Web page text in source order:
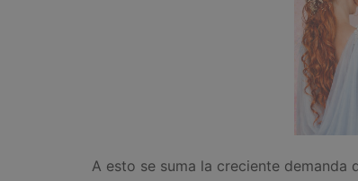
A esto se suma la creciente